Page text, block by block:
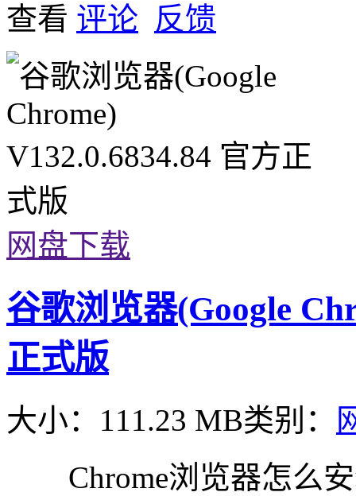
查看 评论 反馈
网盘下载
谷歌浏览器(Google
正式版
大小：111.23 MB类别：
Chrome浏览器怎么安